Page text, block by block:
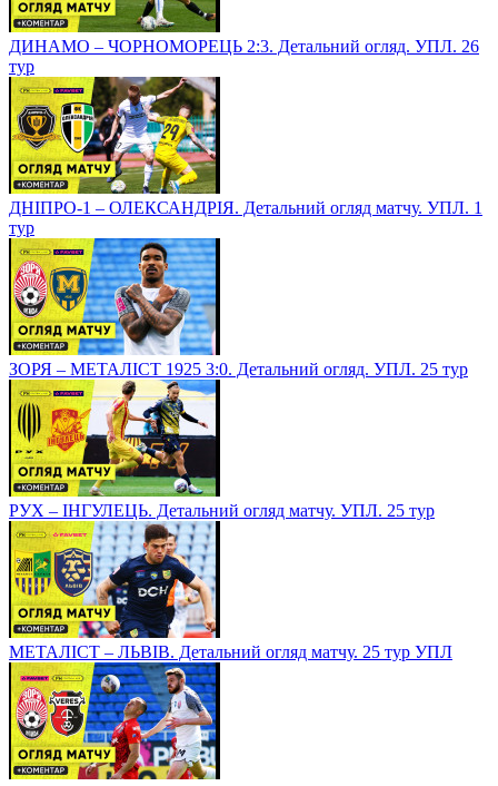
ДИНАМО – ЧОРНОМОРЕЦЬ 2:3. Детальний огляд. УПЛ. 26
тур
ДНІПРО-1 – ОЛЕКСАНДРІЯ. Детальний огляд матчу. УПЛ. 1
тур
ЗОРЯ – МЕТАЛІСТ 1925 3:0. Детальний огляд. УПЛ. 25 тур
РУХ – ІНГУЛЕЦЬ. Детальний огляд матчу. УПЛ. 25 тур
МЕТАЛІСТ – ЛЬВІВ. Детальний огляд матчу. 25 тур УПЛ